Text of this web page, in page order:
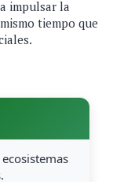
impulsar la
tiempo que